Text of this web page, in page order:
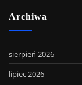
Archiwa
sierpień 2026
lipiec 2026